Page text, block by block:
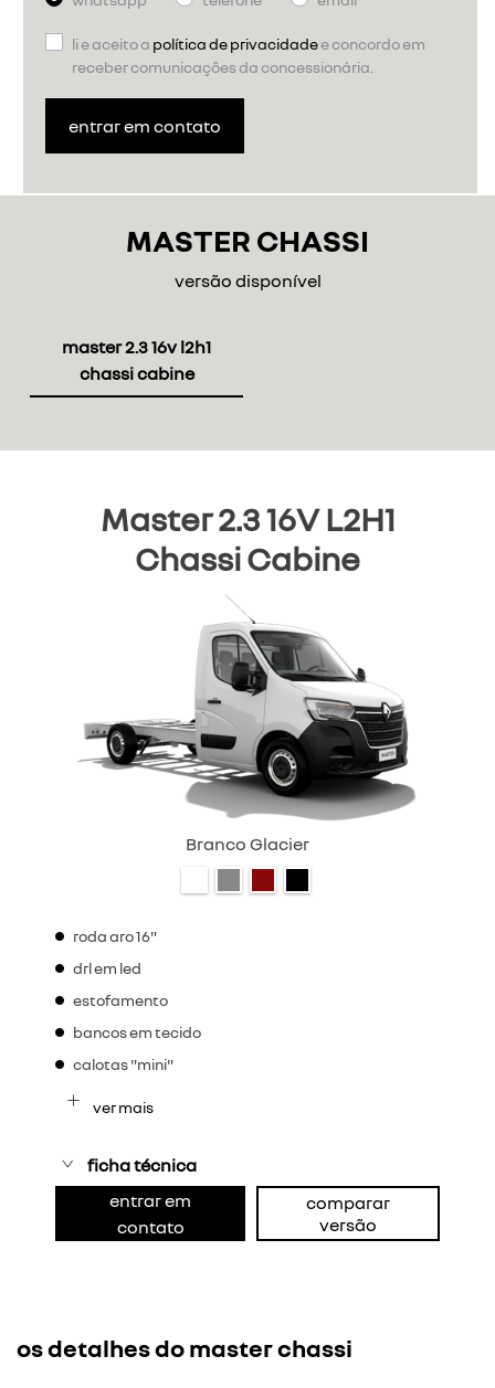
li e aceito a política de privacidadee concordo em
receber comunicações da concessionária.
entrar em contato
MASTER CHASSI
versão disponível
master 2.3 16v l2h1
chassi cabine
Master 2.3 16V L2H1
Chassi Cabine
Branco Glacier
roda aro 16"
drl em led
estofamento
bancos em tecido
calotas "mini"
ver mais
ficha técnica
entrar em
contato
comparar
versão
os detalhes do master chassi